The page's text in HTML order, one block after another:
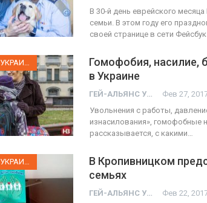
В 30-й день еврейского
семьи. В этом году его
своей странице в сети
Гомофобия, насилие,
в Украине
ГЕЙ-АЛЬЯНС УКРАИНА Фев 27,
Увольнения с работы,
изнасилования», гомофобные
рассказывается, с какими…
В Кропивницком
семьях
ГЕЙ-АЛЬЯНС УКРАИНА Фев 22,